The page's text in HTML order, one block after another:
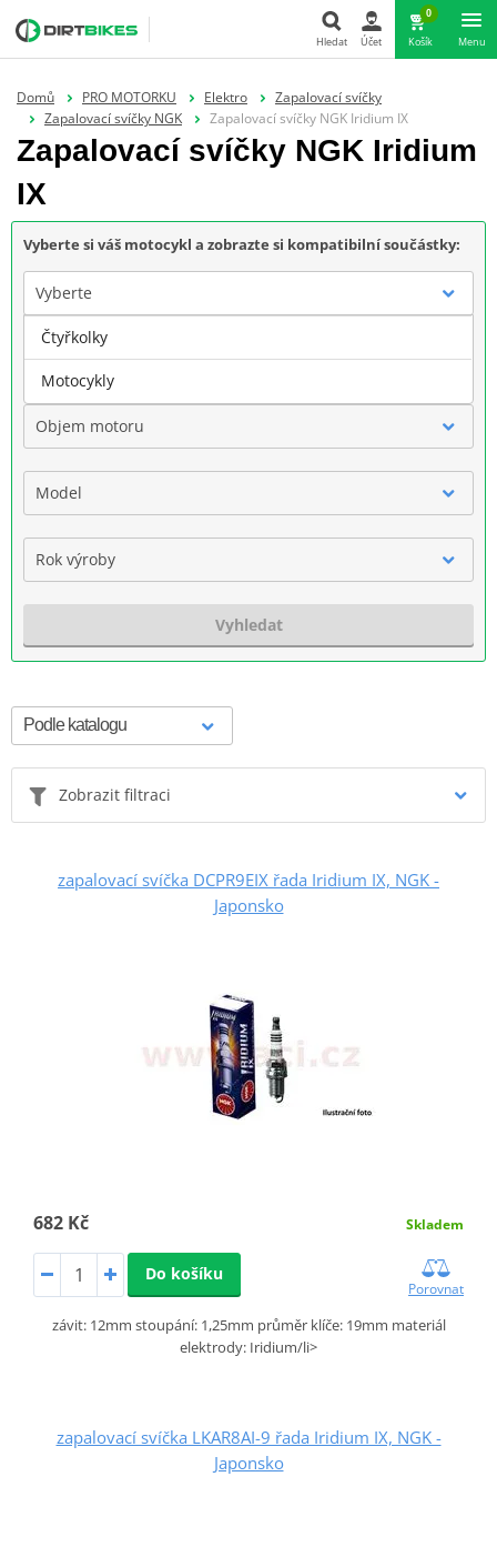
Hledat Účet
0
Košík Menu
Domů PRO MOTORKU Elektro
Zapalovací svíčky
Zapalovací svíčky NGK
Zapalovací svíčky NGK Iridium IX
Zapalovací svíčky NGK Iridium
IX
Vyberte si váš motocykl a zobrazte si kompatibilní součástky:
Vyberte
Značka
Objem motoru
Model
Rok výroby
Vyhledat
Zobrazit filtraci
zapalovací svíčka DCPR9EIX řada Iridium IX, NGK -
Japonsko
682 Kč Skladem
Do košíku
Porovnat
závit: 12mm stoupání: 1,25mm průměr klíče: 19mm materiál
elektrody: Iridium/li>
zapalovací svíčka LKAR8AI-9 řada Iridium IX, NGK -
Japonsko
Čtyřkolky
Motocykly